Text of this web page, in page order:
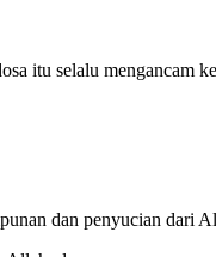
itu selalu
dan penyucian dari